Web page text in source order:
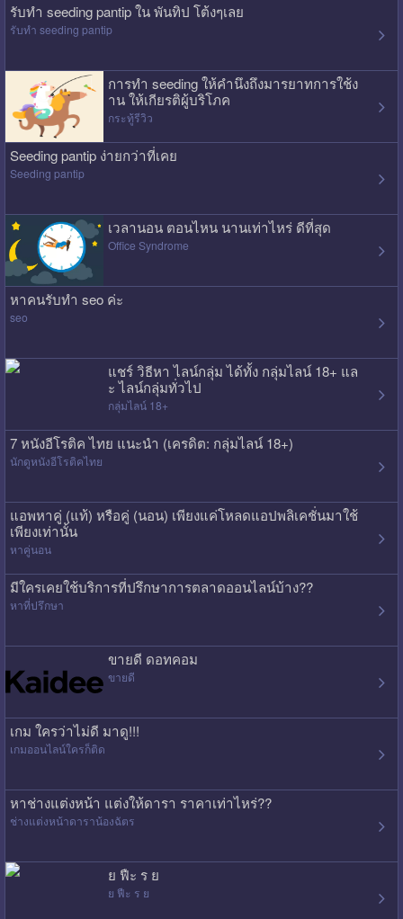
รับทำ seeding pantip ใน พันทิป โต้งๆเลย
รับทำ seeding pantip
การทำ seeding ให้คำนึงถึงมารยาทการใช้ง
าน ให้เกียรติผู้บริโภค
กระทู้รีวิว
Seeding pantip ง่ายกว่าที่เคย
Seeding pantip
เวลานอน ตอนไหน นานเท่าไหร่ ดีที่สุด
Office Syndrome
หาคนรับทำ seo ค่ะ
seo
แชร์ วิธีหา ไลน์กลุ่ม ได้ทั้ง กลุ่มไลน์ 18+ แล
ะ ไลน์กลุ่มทั่วไป
กลุ่มไลน์ 18+
7 หนังอีโรติค ไทย แนะนำ (เครดิต: กลุ่มไลน์ 18+)
นักดูหนังอีโรติคไทย
แอพหาคู่ (แท้) หรือคู่ (นอน) เพียงแค่โหลดแอปพลิเคชั่นมาใช้
เพียงเท่านั้น
หาคู่นอน
มีใครเคยใช้บริการที่ปรึกษาการตลาดออนไลน์บ้าง??
หาที่ปรึกษา
ขายดี ดอทคอม
ขายดี
เกม ใครว่าไม่ดี มาดู!!!
เกมออนไลน์ใครก็ติด
หาช่างแต่งหน้า แต่งให้ดารา ราคาเท่าไหร่??
ช่างแต่งหน้าดาราน้องฉัตร
ย ฟืะ ร ย
ย ฟืะ ร ย